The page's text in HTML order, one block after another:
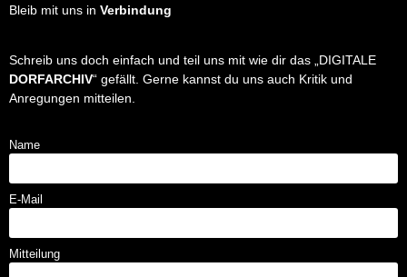
Bleib mit uns in Verbindung
Schreib uns doch einfach und teil uns mit wie dir das „DIGITALE
DORFARCHIV“ gefällt. Gerne kannst du uns auch Kritik und
Anregungen mitteilen.
Name
E-Mail
Mitteilung